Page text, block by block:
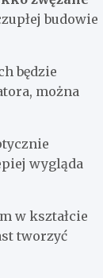
budowie
będzie
można
wygląda
w kształcie
tworzyć